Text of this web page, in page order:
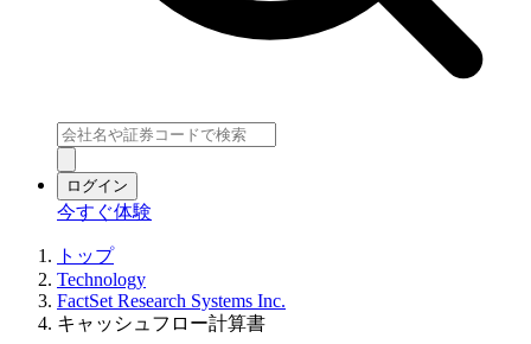
ログイン
今すぐ体験
トップ
Technology
FactSet Research Systems Inc.
キャッシュフロー計算書